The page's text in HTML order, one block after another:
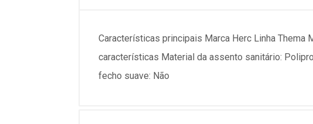
Características principais Marca Herc Linha Thema
características Material da assento sanitário:
fecho suave: Não